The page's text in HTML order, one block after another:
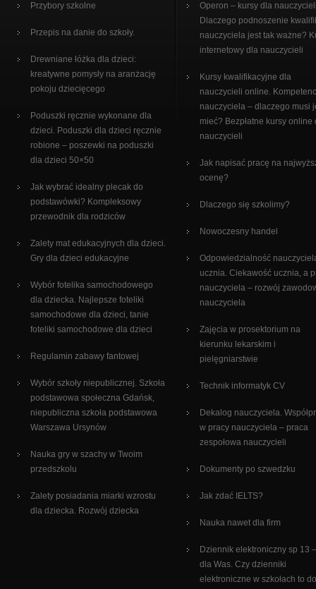
Przybory szkolne
Przepis na danie do szkoły.
Drewniane łóżka dla dzieci:
kreatywne pomysły na aranżację
pokoju dziecięcego
Poduszki ręcznie wykonane dla
dzieci. Poduszki dla dzieci ręcznie
robione – poszewki na poduszki
dla dzieci 50×50
Jak wybrać idealny plecak do
podstawówki? Kompleksowy
przewodnik dla rodziców
Zalety mat edukacyjnych dla dzieci.
Gry dla dzieci edukacyjne
Wybór fotelika samochodowego
dla dziecka. Najlepsze foteliki
samochodowe dla dzieci, tanie
foteliki samochodowe dla dzieci
Regulamin zabawy fantowej
Wybór szkoły niepublicznej. Szkoła
podstawowa społeczna Gdańsk,
niepubliczna szkoła podstawowa
Warszawa Ursynów
Nauka gry w szachy w Twoim
przedszkolu
Zalety posiadania miarki wzrostu
dla dziecka. Rozwój dziecka
Operon – kursy dla
Dlaczego podnoszenie
nauczyciela jest tak ważne?
internetowy dla nauczycieli
Kursy kwalifikacyjne dla
nauczycieli online.
nauczyciela – dlaczego musi
mieć? Bezpłatne kursy online
nauczycieli
Jak napisać pracę na
ocenę?
Dlaczego się szkolimy?
Nowoczesny handel
Odpowiedzialność
ucznia. Ciekawość ucznia, a
nauczyciela – rozwój
nauczyciela
Zajęcia w prosektorium na
kierunku lekarskim i
pielęgniarstwie
Technik informatyk CV
Dekalog nauczyciela.
w pracy nauczyciela – praca
zespołowa nauczycieli
Dokumenty po szwedzku
Jak zdać IELTS?
Nauka nawet dla firm
Dziennik elektroniczny sp 13
dla Was. Czy dzienniki
elektroniczne w szkołach to